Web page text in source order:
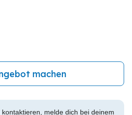
machen
melde dich bei deinem